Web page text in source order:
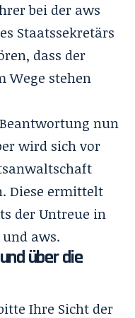
bei der aws
Staatssekretärs
dass der
Wege stehen
nun
wird sich vor
Diese ermittelt
der Untreue in
aws.
über die
Ihre Sicht der